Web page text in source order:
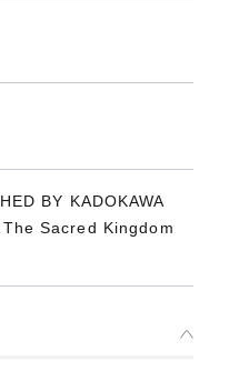
BY KADOKAWA
Sacred Kingdom